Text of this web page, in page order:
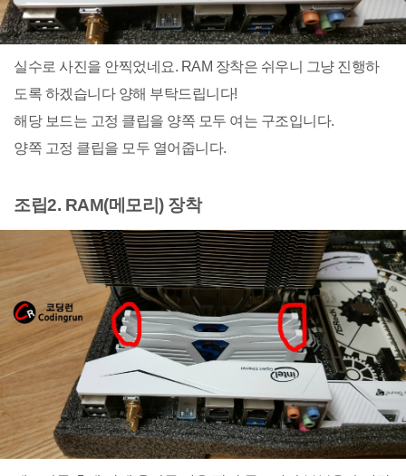
실수로 사진을 안찍었네요. RAM 장착은 쉬우니 그냥 진행하
도록 하겠습니다 양해 부탁드립니다!
해당 보드는 고정 클립을 양쪽 모두 여는 구조입니다.
양쪽 고정 클립을 모두 열어줍니다.
조립2. RAM(메모리) 장착